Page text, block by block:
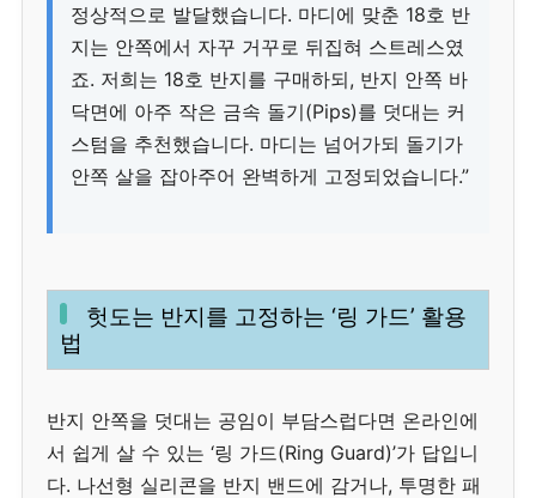
정상적으로 발달했습니다. 마디에 맞춘 18호 반
지는 안쪽에서 자꾸 거꾸로 뒤집혀 스트레스였
죠. 저희는 18호 반지를 구매하되, 반지 안쪽 바
닥면에 아주 작은 금속 돌기(Pips)를 덧대는 커
스텀을 추천했습니다. 마디는 넘어가되 돌기가
안쪽 살을 잡아주어 완벽하게 고정되었습니다.”
헛도는 반지를 고정하는 ‘링 가드’ 활용
법
반지 안쪽을 덧대는 공임이 부담스럽다면 온라인에
서 쉽게 살 수 있는 ‘링 가드(Ring Guard)’가 답입니
다. 나선형 실리콘을 반지 밴드에 감거나, 투명한 패